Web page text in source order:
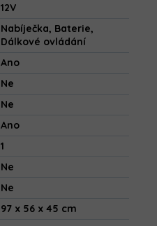
12V
Nabíječka, Baterie,
Dálkové ovládání
Ano
Ne
Ne
Ano
1
Ne
Ne
97 x 56 x 45 cm